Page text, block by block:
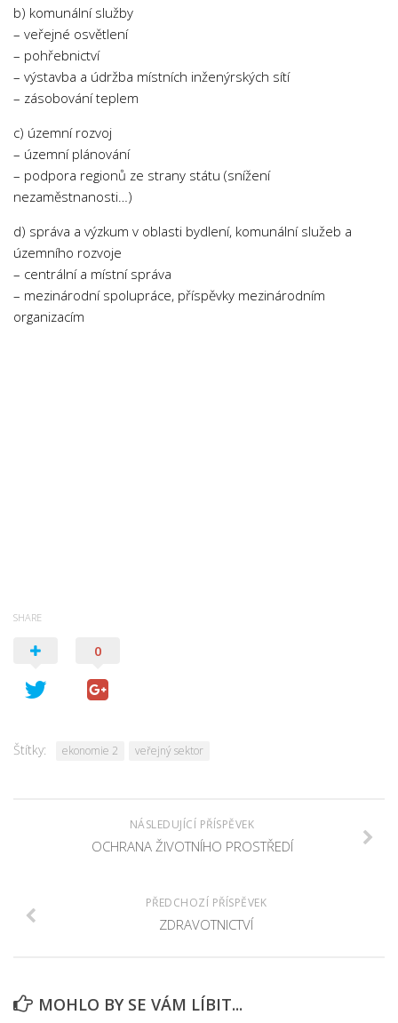
Management
Marketing
Občanská nauka
Pedagogika
Právo
Psychologie a Sociologie
Technika
Účetnictví
Zdravotnictví
b) komunální služby
– veřejné osvětlení
– pohřebnictví
– výstavba a údržba místních inženýrských sítí
– zásobování teplem
c) územní rozvoj
– územní plánování
– podpora regionů ze strany státu (snížení
nezaměstnanosti…)
d) správa a výzkum v oblasti bydlení, komunální služeb a
územního rozvoje
– centrální a místní správa
– mezinárodní spolupráce, příspěvky mezinárodním
organizacím
SHARE
0
Štítky: ekonomie 2 veřejný sektor
NÁSLEDUJÍCÍ PŘÍSPĚVEK
OCHRANA ŽIVOTNÍHO PROSTŘEDÍ
PŘEDCHOZÍ PŘÍSPĚVEK
ZDRAVOTNICTVÍ
MOHLO BY SE VÁM LÍBIT...